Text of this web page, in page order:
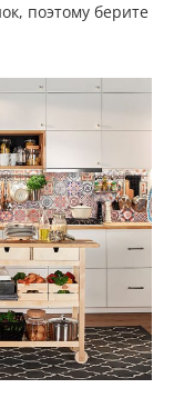
поэтому берите